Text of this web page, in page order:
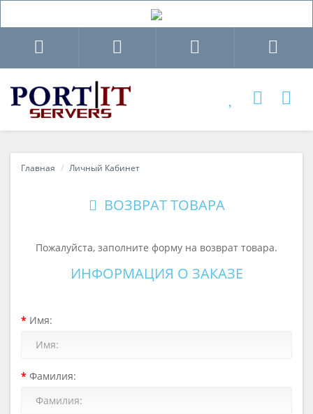
Главная Личный Кабинет
ВОЗВРАТ ТОВАРА
Пожалуйста, заполните форму на возврат товара.
ИНФОРМАЦИЯ О ЗАКАЗЕ
Имя:
Фамилия: